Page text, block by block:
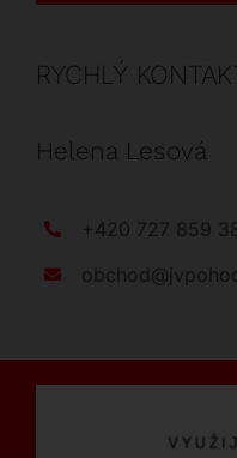
RYCHLÝ
Helena Lesová
+420 727 859